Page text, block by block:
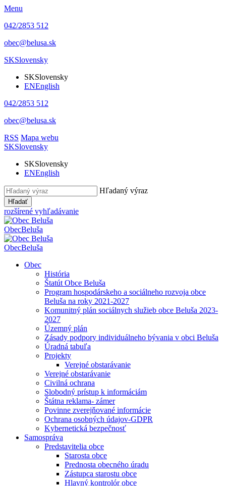
Menu
042/2853 512
obec@belusa.sk
SKSlovensky
SKSlovensky
ENEnglish
042/2853 512
obec@belusa.sk
RSS Mapa webu
SKSlovensky
SKSlovensky
ENEnglish
Hľadaný výraz
Hľadať
rozšírené vyhľadávanie
ObecBeluša
ObecBeluša
Obec
História
Štatút Obce Beluša
Program hospodárskeho a sociálneho rozvoja obce
Beluša na roky 2021-2027
Komunitný plán sociálnych služieb obce Beluša 2023-
2027
Územný plán
Zásady podpory individuálneho bývania v obci Beluša
Úradná tabuľa
Projekty
Verejné obstarávanie
Verejné obstarávanie
Civilná ochrana
Slobodný prístup k informáciám
Štátna reklama- zámer
Povinne zverejňované informácie
Ochrana osobných údajov-GDPR
Kybernetická bezpečnosť
Samospráva
Predstavitelia obce
Starosta obce
Prednosta obecného úradu
Zástupca starostu obce
Hlavný kontrolór obce